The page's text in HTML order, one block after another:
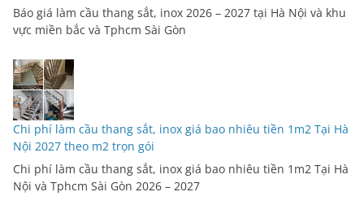
Báo giá làm cầu thang sắt, inox 2026 – 2027 tại Hà Nội và khu
vực miền bắc và Tphcm Sài Gòn
Chi phí làm cầu thang sắt, inox giá bao nhiêu tiền 1m2 Tại Hà
Nội 2027 theo m2 trọn gói
Chi phí làm cầu thang sắt, inox giá bao nhiêu tiền 1m2 Tại Hà
Nội và Tphcm Sài Gòn 2026 – 2027